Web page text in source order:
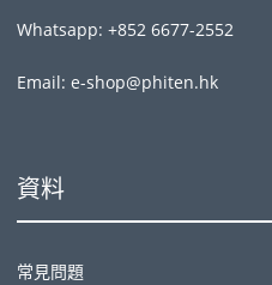
Whatsapp: +852 6677-2552
Email: e-shop@phiten.hk
資料
常見問題